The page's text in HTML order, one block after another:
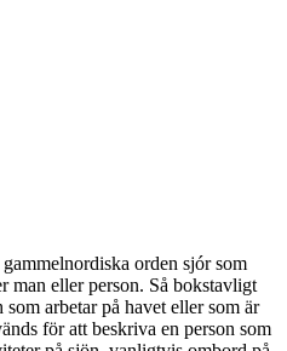
orden sjór som
man eller person. Så bokstavligt
arbetar på havet eller som är
för att beskriva en person som